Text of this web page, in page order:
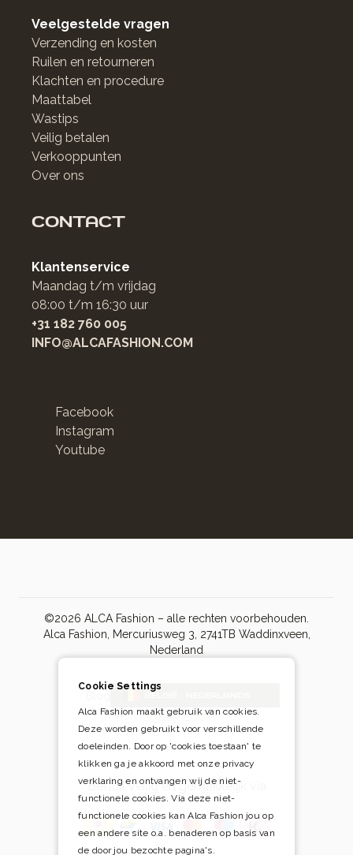
Veelgestelde vragen
Verzending en kosten
Ruilen en retourneren
Klachten en procedure
Maattabel
Wastips
Veilig betalen
Verkooppunten
Over ons
CONTACT
Klantenservice
Maandag t/m vrijdag
08:00 t/m 16:30 uur
+31 182 760 005
INFO@ALCAFASHION.COM
Facebook
Instagram
Youtube
©2026 ALCA Fashion – alle rechten voorbehouden.
Alca Fashion, Mercuriusweg 3, 2741TB Waddinxveen,
Nederland
BELGIË - NEDERLANDS
DEALER LOGIN
Betaal veilig én gemakkelijk via
Cookie Settings
Alca Fashion maakt gebruik van cookies.
Deze worden gebruikt voor verschillende
doeleinden. Door op 'cookies toestaan' te
klikken ga je akkoord met onze privacy
verklaring en ontvangen wij de niet-
functionele cookies. Via deze niet-
functionele cookies kan Alca Fashion jou op
een andere site o.a. benaderen op basis van
de door jou bezochte pagina's.